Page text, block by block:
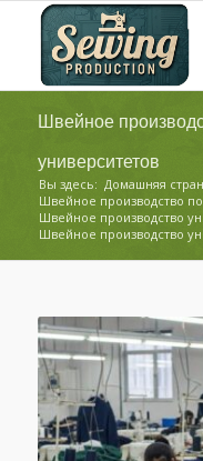
Швейное
университетов
Вы здесь: Домашняя
Швейное производство
Швейное производство
Швейное производство